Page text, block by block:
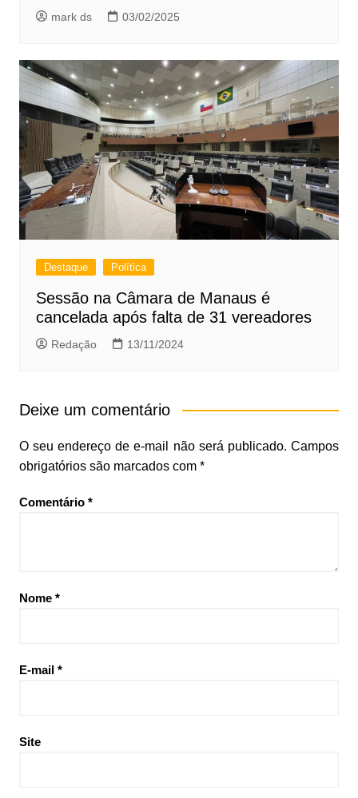
mark ds 03/02/2025
Destaque Política
Sessão na Câmara de Manaus é
cancelada após falta de 31 vereadores
Redação 13/11/2024
Deixe um comentário
O seu endereço de e-mail não será publicado. Campos
obrigatórios são marcados com *
Comentário *
Nome *
E-mail *
Site